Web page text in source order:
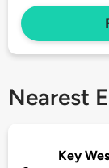
Nearest
Key